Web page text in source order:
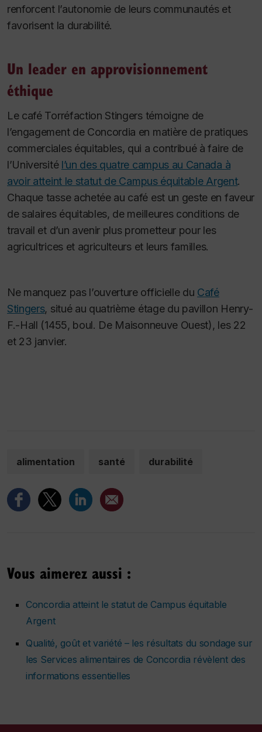
renforcent l’autonomie de leurs communautés et
favorisent la durabilité.
Un leader en approvisionnement
éthique
Le café Torréfaction Stingers témoigne de
l’engagement de Concordia en matière de pratiques
commerciales équitables, qui a contribué à faire de
l’Université l’un des quatre campus au Canada à
avoir atteint le statut de Campus équitable Argent.
Chaque tasse achetée au café est un geste en faveur
de salaires équitables, de meilleures conditions de
travail et d’un avenir plus prometteur pour les
agricultrices et agriculteurs et leurs familles.
Ne manquez pas l’ouverture officielle du Café
Stingers, situé au quatrième étage du pavillon Henry-
F.-Hall (1455, boul. De Maisonneuve Ouest), les 22
et 23 janvier.
alimentation santé durabilité
Vous aimerez aussi :
Concordia atteint le statut de Campus équitable
Argent
Qualité, goût et variété – les résultats du sondage sur
les Services alimentaires de Concordia révèlent des
informations essentielles